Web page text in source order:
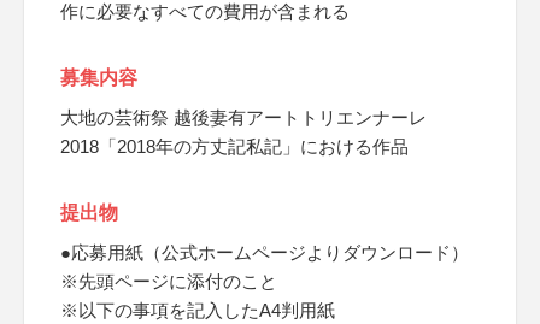
作に必要なすべての費用が含まれる
募集内容
大地の芸術祭 越後妻有アートトリエンナーレ
2018「2018年の方丈記私記」における作品
提出物
●応募用紙（公式ホームページよりダウンロード）
※先頭ページに添付のこと
※以下の事項を記入したA4判用紙